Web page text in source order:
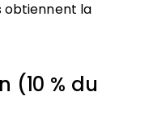
obtiennent la
(10 % du